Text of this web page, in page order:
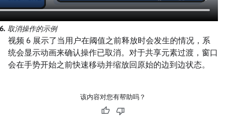
取消操作的示例
视频 6 展示了当用户在阈值之前释放时会发生的情况，系
统会显示动画来确认操作已取消。对于共享元素过渡，窗口
会在手势开始之前快速移动并缩放回原始的边到边状态。
该内容对您有帮助吗？